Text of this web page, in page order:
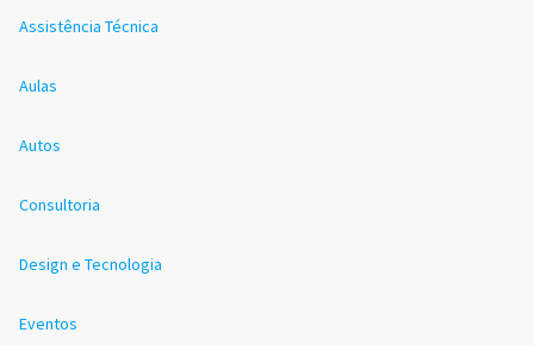
Assistência Técnica
Aulas
Autos
Consultoria
Design e Tecnologia
Eventos